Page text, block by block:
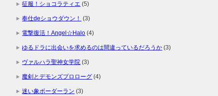
征服！ショコラティエ (5)
奉仕deショウダウン！ (3)
電撃復活！Angel☆Halo (4)
ゆるドラに出会いを求めるのは間違っているだろうか (3)
ヴァルハラ聖神女学院 (3)
魔剣とデモンズプロローグ (4)
迷い象ボーダーラン (3)